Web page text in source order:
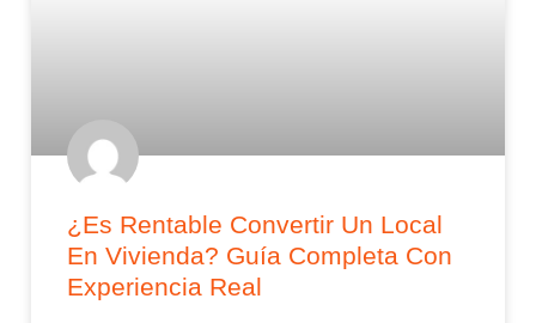
¿Es Rentable Convertir Un Local
En Vivienda? Guía Completa Con
Experiencia Real